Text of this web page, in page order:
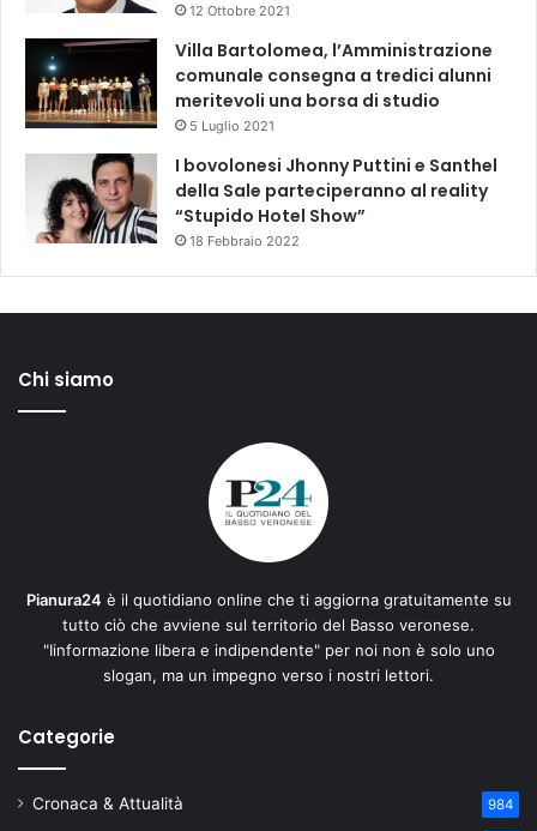
12 Ottobre 2021
Villa Bartolomea, l’Amministrazione
comunale consegna a tredici alunni
meritevoli una borsa di studio
5 Luglio 2021
I bovolonesi Jhonny Puttini e Santhel
della Sale parteciperanno al reality
“Stupido Hotel Show”
18 Febbraio 2022
Chi siamo
Pianura24 è il quotidiano online che ti aggiorna gratuitamente su
tutto ciò che avviene sul territorio del Basso veronese.
"Iinformazione libera e indipendente" per noi non è solo uno
slogan, ma un impegno verso i nostri lettori.
Categorie
Cronaca & Attualità 984